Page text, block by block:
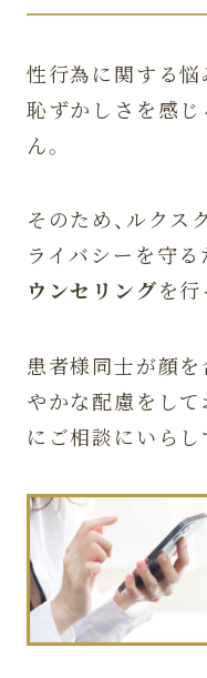
性行為に関する
恥ずかしさを感
ん。
そのため、ルクス
ライバシーを守る
ウンセリングを行
患者様同士が顔
やかな配慮をして
にご相談にいらし